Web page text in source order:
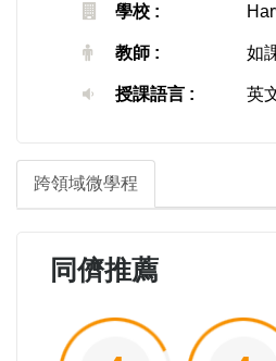
學校 :
教師 : 如
授課語言 : 英
跨領域微學程
同儕推薦